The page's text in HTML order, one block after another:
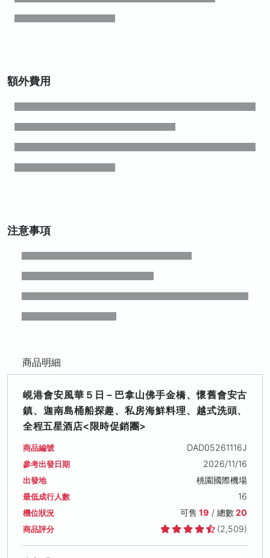
額外費用
注意事項
商品明細
峴港會安風華５日－巴拿山佛手金橋、懷舊會安古
鎮、迦南島桶船探趣、私房海鮮料理、越式洗頭、
全程五星酒店<限時促銷團>
商品編號 DAD05261116J
參考出發日期 2026/11/16
出發地 桃園國際機場
最低成行人數 16
機位狀況 可售 19 / 總數20
商品評分 (2,509)